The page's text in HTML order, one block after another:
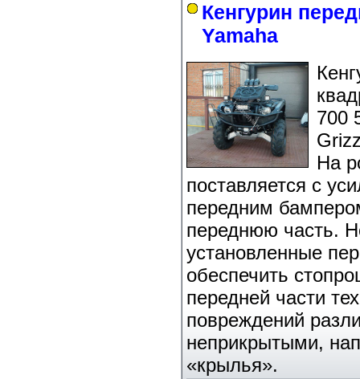
Кенгурин
Yamaha
700
На
поставляется с
передним
переднюю часть.
установленные
обеспечить
передней части
повреждений
неприкрытыми,
«крылья».